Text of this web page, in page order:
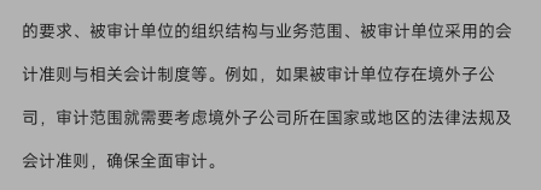
的要求、被审计单位的组织结构与业务范围、被审计单位采用的会
计准则与相关会计制度等。例如，如果被审计单位存在境外子公
司，审计范围就需要考虑境外子公司所在国家或地区的法律法规及
会计准则，确保全面审计。